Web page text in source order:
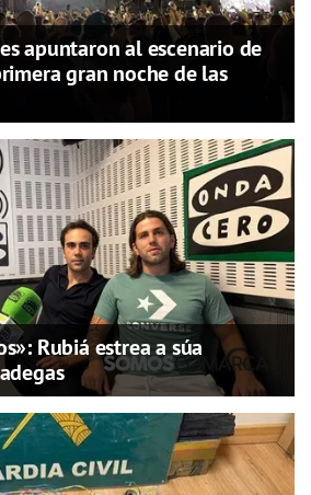
apuntaron al escenario de
gran noche de las
Rubiá estrea a súa